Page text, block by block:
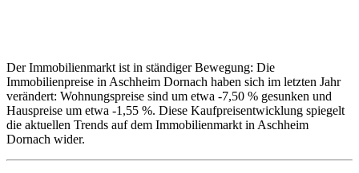
Der Immobilienmarkt ist in ständiger Bewegung: Die
Immobilienpreise in Aschheim Dornach haben sich im letzten Jahr
verändert: Wohnungspreise sind um etwa -7,50 % gesunken und
Hauspreise um etwa -1,55 %. Diese Kaufpreisentwicklung spiegelt
die aktuellen Trends auf dem Immobilienmarkt in Aschheim
Dornach wider.